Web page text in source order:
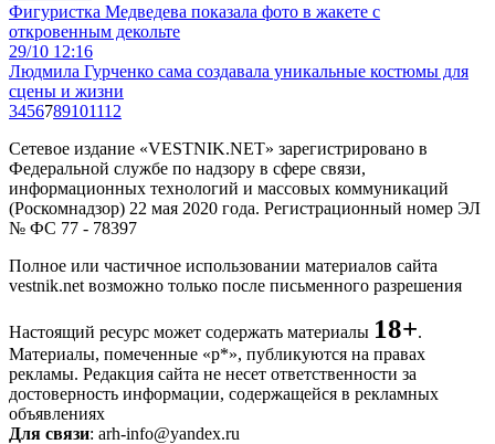
Фигуристка Медведева показала фото в жакете с
откровенным декольте
29/10 12:16
Людмила Гурченко сама создавала уникальные костюмы для
сцены и жизни
3456789101112
Сетевое издание «VESTNIK.NET» зарегистрировано в
Федеральной службе по надзору в сфере связи,
информационных технологий и массовых коммуникаций
(Роскомнадзор) 22 мая 2020 года. Регистрационный номер ЭЛ
№ ФС 77 - 78397
Полное или частичное использовании материалов сайта
vestnik.net возможно только после письменного разрешения
Настоящий ресурс может содержать материалы 18+.
Материалы, помеченные «р*», публикуются на правах
рекламы. Редакция сайта не несет ответственности за
достоверность информации, содержащейся в рекламных
объявлениях
Для связи: arh-info@yandex.ru